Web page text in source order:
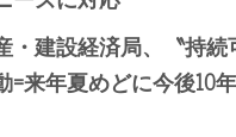
・建設経済局、〝持
来年夏めどに今後10